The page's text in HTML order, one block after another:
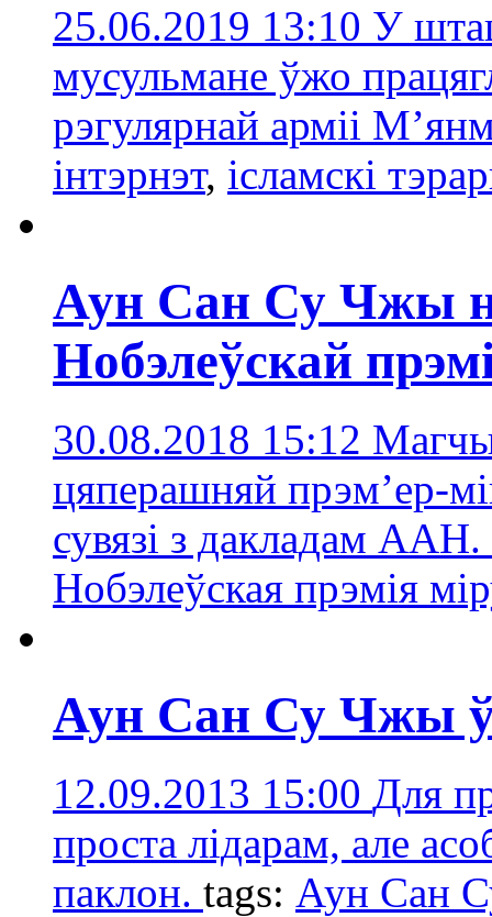
25.06.2019 13:10 У
мусульмане ўжо
рэгулярнай арміі
інтэрнэт, ісламскі
Аун Сан Су Чжы
Нобэлеўскай
30.08.2018 15:12
цяперашняй прэмʼер-
сувязі з дакладам ААН.
Нобэлеўская прэмія
Аун Сан Су Чжы
12.09.2013 15:00 Для
проста лідарам, але
паклон. tags: Аун Сан